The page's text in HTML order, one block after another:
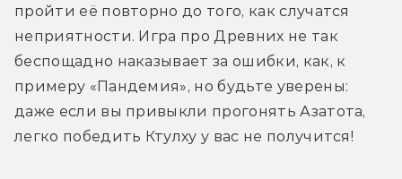
пройти её повторно до того, как случатся
неприятности. Игра про Древних не так
беспощадно наказывает за ошибки, как, к
примеру «Пандемия», но будьте уверены:
даже если вы привыкли прогонять Азатота,
легко победить Ктулху у вас не получится!